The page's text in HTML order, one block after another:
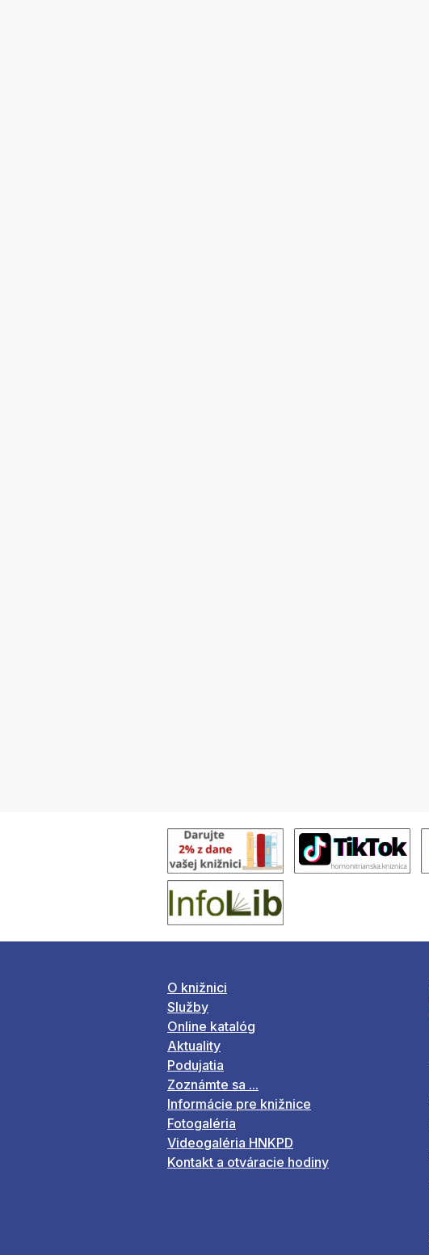
O knižnici
Služby
Online katalóg
Aktuality
Podujatia
Zoznámte sa ...
Informácie pre knižnice
Fotogaléria
Videogaléria HNKPD
Kontakt a otváracie hodiny